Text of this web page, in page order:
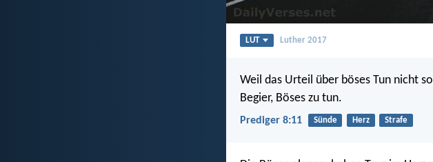
LUT Luther 2017
Weil das Urteil über böses Tun nicht
Begier, Böses zu tun.
Prediger 8:11 Sünde Herz Strafe